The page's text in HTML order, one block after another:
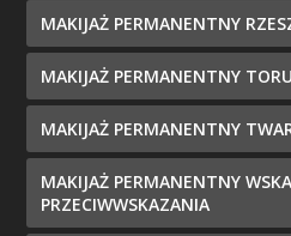
MAKIJAŻ PERMANENTNY
MAKIJAŻ PERMANENTNY
MAKIJAŻ PERMANENTNY
MAKIJAŻ PERMANENTNY
PRZECIWWSKAZANIA